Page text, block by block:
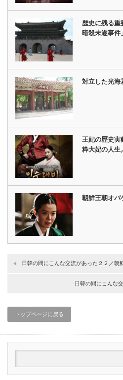
歴史に残る重
暗殺未遂事件」
対立した光海
王妃の歴史実
粋大妃の人生
朝鮮王朝オバ
日韓の間にこんな交流があった２２／朝
日韓の間にこんな
トップページに戻る